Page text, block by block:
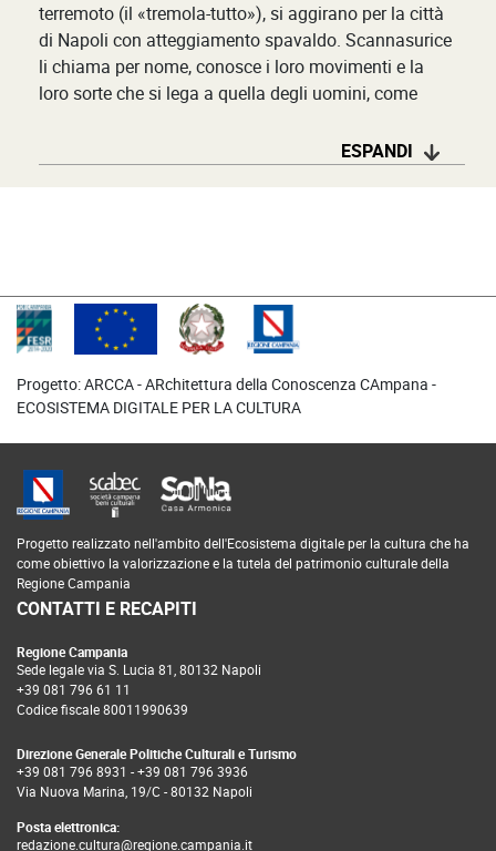
terremoto (il «tremola-tutto»), si aggirano per la città
di Napoli con atteggiamento spavaldo. Scannasurice
li chiama per nome, conosce i loro movimenti e la
loro sorte che si lega a quella degli uomini, come
bella donna!... e che voce ca teneva»). Scannasurice
la evoca scimmiottando la voce inconfondibile di lei
esprime alternando toni enfatici a momenti di grande
ironia, con un’ampia attenzione al valore che assume
la casa per gli uomini come per i topi perché la casa
non è solo pietra, la casa è intonaco e divinità «calce
e mistero», dice Scannasurice. A questo punto del
testo si inserisce una microstoria: l’avventura di
Totore, Nannina e della loro bambina Titinella a
Salita Concordia 37 sui Quartieri Spagnoli. Segue una
lunga invettiva contro i topi e una “tirata” rivolta da
Scannasurice a un immaginario ragazzo. Infine
Scannasurice, dopo aver indossato una lunga
bandiera a mo’ di tunica e tutti i gioielli che possiede,
morte e sui riti ad essa connessi, quando i corpi
vengono gettati nell’ossario o deposti nelle
catacombe.
scritto da Moscato nel 1982, il secondo da Annibale
Ruccello nel 1984. Nel primo finale Scannasurice si
pronuncia parole deliranti: immagina di trovarsi
ESPANDI
Progetto: ARCCA - ARchitettura della Conoscenza CAmpana -
ECOSISTEMA DIGITALE PER LA CULTURA
Progetto realizzato nell'ambito dell'Ecosistema digitale per la cultura che ha
come obiettivo la valorizzazione e la tutela del patrimonio culturale della
Regione Campania
CONTATTI E RECAPITI
Regione Campania
Sede legale via S. Lucia 81, 80132 Napoli
+39 081 796 61 11
Codice fiscale 80011990639
Direzione Generale Politiche Culturali e Turismo
+39 081 796 8931 -+39 081 796 3936
Via Nuova Marina, 19/C - 80132 Napoli
Posta elettronica:
redazione.cultura@regione.campania.it